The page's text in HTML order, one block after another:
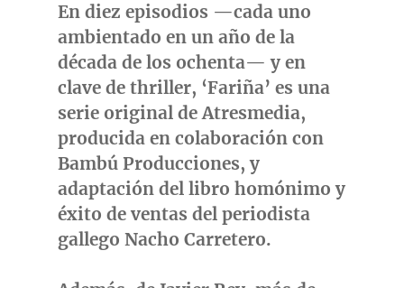
En diez episodios —cada uno
ambientado en un año de la
década de los ochenta— y en
clave de thriller, ‘Fariña’ es una
serie original deAtresmedia,
producida en colaboración con
Bambú Producciones, y
adaptación del libro homónimo y
éxito de ventas del periodista
gallego Nacho Carretero.